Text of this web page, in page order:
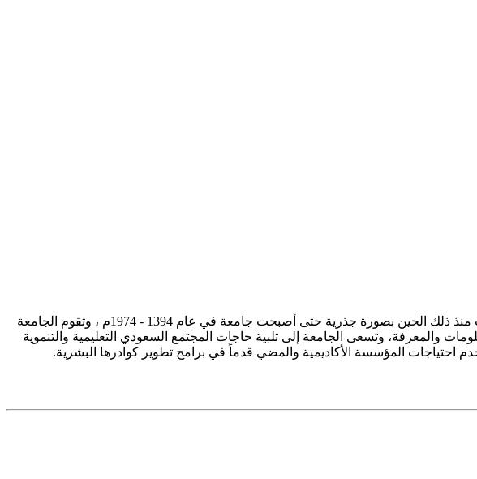
تأسست جامعة الإمام محمد بن سعود الإسلامية ممثلة في كلية الشريعة في سنة 1373هـ 1953م، وتطورت منذ ذلك الحين بصورة جذرية حتى أصبحت جامعة في عام 1394 - 1974م ، وتقوم الجامعة
والمعرفة، وتسعى الجامعة إلى تلبية حاجات المجتمع السعودي التعليمية والتنموية
احتياجات المؤسسة الأكاديمية والمضي قدماً في برامج تطوير كوادرها البشرية.